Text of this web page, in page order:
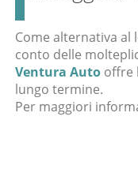
Come alternativa al
conto delle
Ventura Autooffre
lungo termine.
Per maggiori